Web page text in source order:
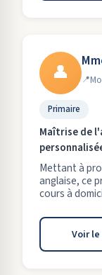
👤
Primaire
Maîtrise de
Mettant à
anglaise, ce
cours à
Voir